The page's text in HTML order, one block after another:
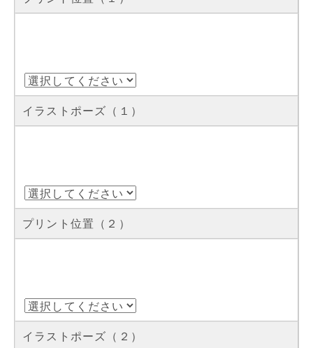
イラストポーズ（１）
プリント位置（２）
イラストポーズ（２）